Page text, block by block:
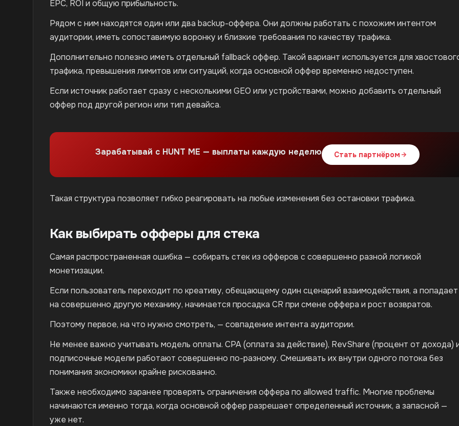
EPC, ROI и общую прибыльность.
Рядом с ним находятся один или два backup-оффера. Они должны работать с похожим интентом
аудитории, иметь сопоставимую воронку и близкие требования по качеству трафика.
Дополнительно полезно иметь отдельный fallback оффер. Такой вариант используется для
трафика, превышения лимитов или ситуаций, когда основной оффер временно недоступен.
Если источник работает сразу с несколькими GEO или устройствами, можно добавить отдельный
оффер под другой регион или тип девайса.
Зарабатывай с HUNT ME — выплаты каждую неделю Стать партнёром
Такая структура позволяет гибко реагировать на любые изменения без остановки трафика.
Как выбирать офферы для стека
Самая распространенная ошибка — собирать стек из офферов с совершенно разной логикой
монетизации.
Если пользователь переходит по креативу, обещающему один сценарий взаимодействия, а попадает
на совершенно другую механику, начинается просадка CR при смене оффера и рост возвратов.
Поэтому первое, на что нужно смотреть, — совпадение интента аудитории.
Не менее важно учитывать модель оплаты. CPA (оплата за действие), RevShare (процент от дохода)
подписочные модели работают совершенно по-разному. Смешивать их внутри одного потока без
понимания экономики крайне рискованно.
Также необходимо заранее проверять ограничения оффера по allowed traffic. Многие проблемы
начинаются именно тогда, когда основной оффер разрешает определенный источник, а запасной —
уже нет.